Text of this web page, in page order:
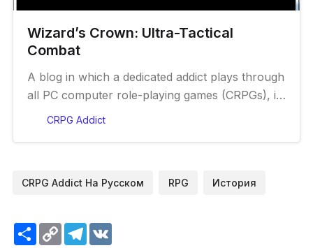
Wizard’s Crown: Ultra-Tactical
Combat
A blog in which a dedicated addict plays through
all PC computer role-playing games (CRPGs), in
chronological order.
CRPG Addict
CRPG Addict На Русском RPG История
Ресурс
Copy
Link
Telegram
VK